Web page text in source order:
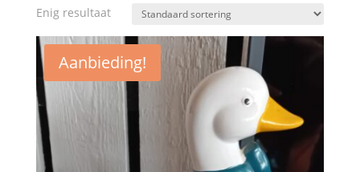
Enig resultaat
Aanbieding!